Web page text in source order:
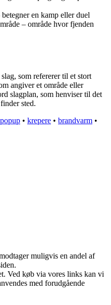
en kamp eller duel
– område hvor fjenden
som refererer til et stort
angiver et område eller
slagplan, som henviser til det
sted.
popup • krepere • brandvarm •
muligvis en andel af
Ved køb via vores links kan vi
med forudgående